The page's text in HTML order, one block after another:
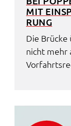
MIT
RUNG
Die
nicht